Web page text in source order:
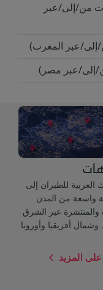
من/إلى/عبر
العربية للطيران إلى
واسعة من المدن
والمنتشرة عبر الشرق
أفريقيا وأوروبا
المزيد